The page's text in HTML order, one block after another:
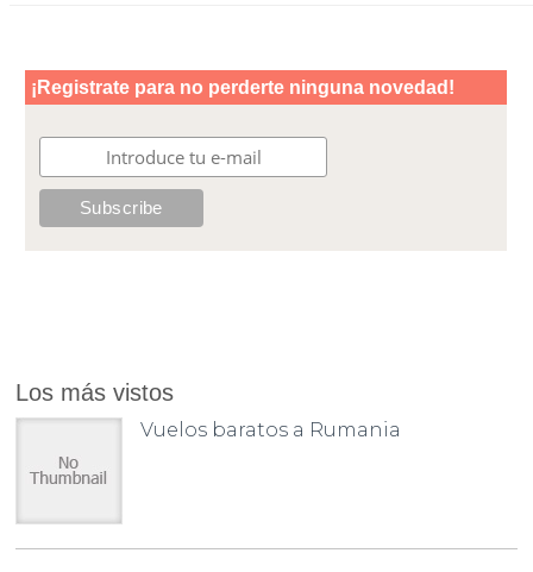
Los más vistos
Vuelos baratos a Rumania